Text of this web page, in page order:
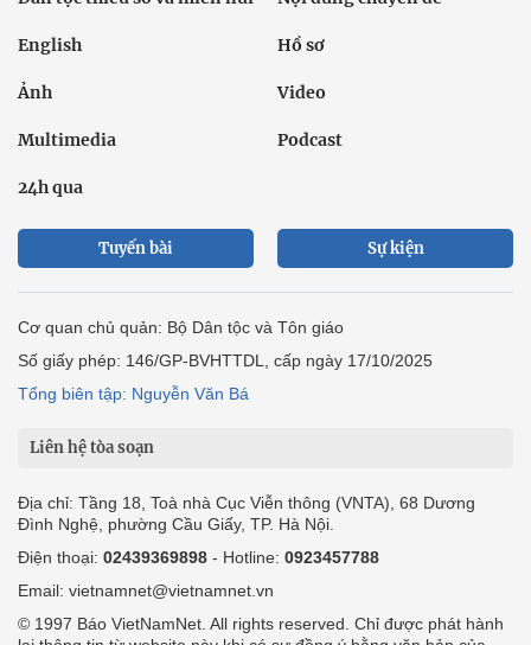
English Hồ sơ
Ảnh Video
Multimedia Podcast
24h qua
Tuyến bài Sự kiện
Cơ quan chủ quản: Bộ Dân tộc và Tôn giáo
Số giấy phép: 146/GP-BVHTTDL, cấp ngày 17/10/2025
Tổng biên tập: Nguyễn Văn Bá
Liên hệ tòa soạn
Địa chỉ: Tầng 18, Toà nhà Cục Viễn thông (VNTA), 68 Dương
Đình Nghệ, phường Cầu Giấy, TP. Hà Nội.
Điện thoại: 02439369898 - Hotline: 0923457788
Email: vietnamnet@vietnamnet.vn
© 1997 Báo VietNamNet. All rights reserved. Chỉ được phát hành